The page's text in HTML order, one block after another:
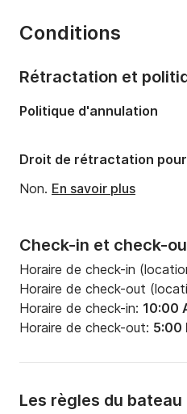
Capacité à bord:
Nombre de cabines:
Conditions
Check-in et check-
Horaire de check-in
Horaire de check-out
Horaire de check-in: 10:00
Horaire de check-out: 5:00
Les règles du bateau
Rétractation et
Politique d'annulation
Droit de rétractation
Non. En savoir plus